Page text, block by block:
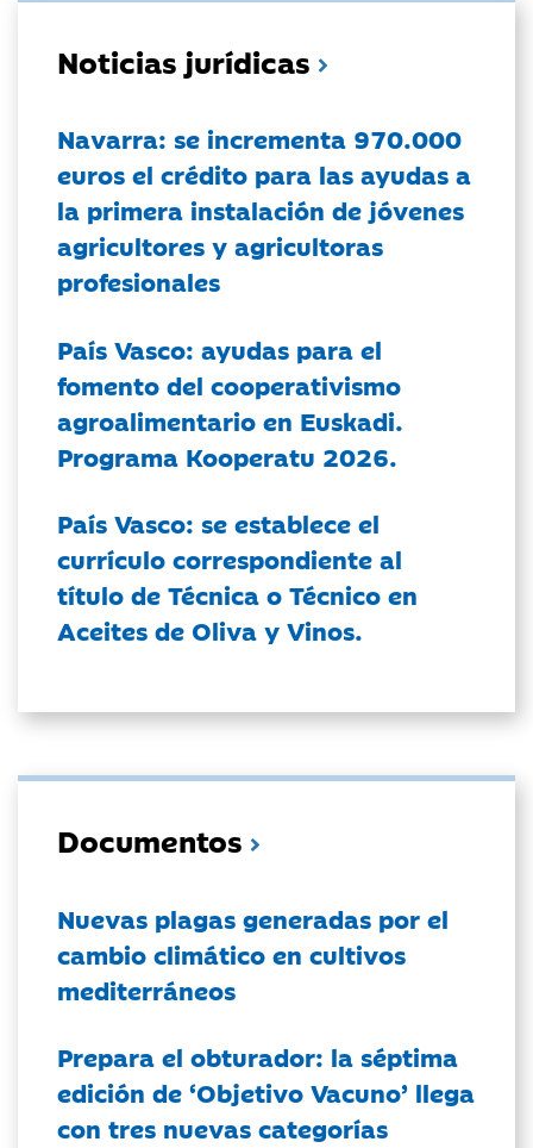
Noticias jurídicas
Navarra: se incrementa 970.000
euros el crédito para las ayudas a
la primera instalación de jóvenes
agricultores y agricultoras
profesionales
País Vasco: ayudas para el
fomento del cooperativismo
agroalimentario en Euskadi.
Programa Kooperatu 2026.
País Vasco: se establece el
currículo correspondiente al
título de Técnica o Técnico en
Aceites de Oliva y Vinos.
Documentos
Nuevas plagas generadas por el
cambio climático en cultivos
mediterráneos
Prepara el obturador: la séptima
edición de ‘Objetivo Vacuno’ llega
con tres nuevas categorías